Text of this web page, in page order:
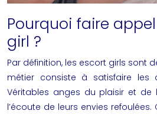
Pourquoi faire
girl ?
Par définition, les escort girls sont
métier consiste à satisfaire les
Véritables anges du plaisir et de
l’écoute de leurs envies